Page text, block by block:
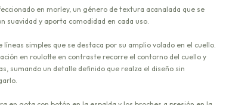
en morley, un género de textura acanalada que se
suavidad y aporta comodidad en cada uso.
líneas simples que se destaca por su amplio volado en el cuello.
en roulotte en contraste recorre el contorno del cuello y
sumando un detalle definido que realza el diseño sin